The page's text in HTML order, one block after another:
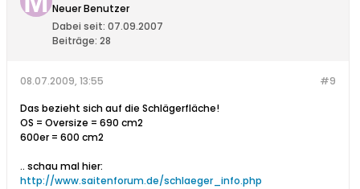
Neuer Benutzer
Dabei seit: 07.09.2007
Beiträge: 28
#9
08.07.2009, 13:55
Das bezieht sich auf die Schlägerfläche!
OS = Oversize = 690 cm2
600er = 600 cm2
.. schau mal hier:
http://www.saitenforum.de/schlaeger_info.php